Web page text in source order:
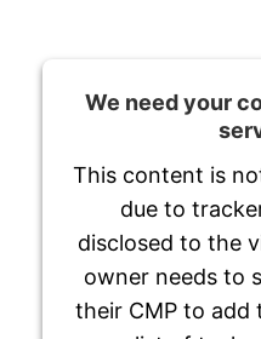
We need your
This content is
due to
disclosed to the
owner needs to
their CMP to